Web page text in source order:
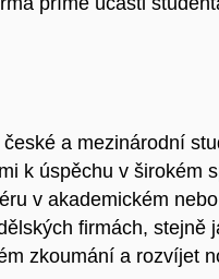
a mezinárodní
k úspěchu v širokém
v akademickém
firmách, stejně
zkoumání a rozvíjet